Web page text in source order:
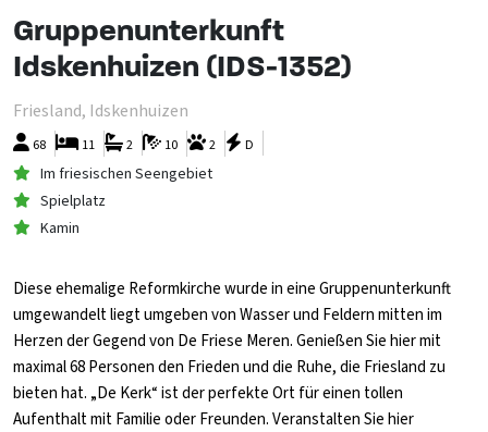
Gruppenunterkunft
Idskenhuizen (IDS-1352)
Friesland, Idskenhuizen
68 2
10
2 D
11
Im friesischen Seengebiet
Spielplatz
Kamin
Diese ehemalige Reformkirche wurde in eine Gruppenunterkunft
umgewandelt liegt umgeben von Wasser und Feldern mitten im
Herzen der Gegend von De Friese Meren. Genießen Sie hier mit
maximal 68 Personen den Frieden und die Ruhe, die Friesland zu
bieten hat. „De Kerk“ ist der perfekte Ort für einen tollen
Aufenthalt mit Familie oder Freunden. Veranstalten Sie hier